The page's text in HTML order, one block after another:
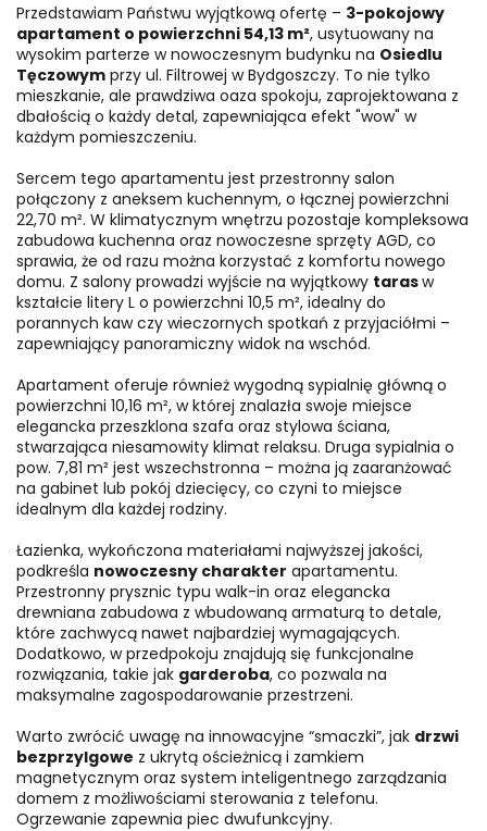
Przedstawiam Państwu wyjątkową ofertę – 3-pokojowy
apartament o powierzchni 54,13 m², usytuowany na
wysokim parterze w nowoczesnym budynku na Osiedlu
Tęczowym przy ul. Filtrowej w Bydgoszczy. To nie tylko
mieszkanie, ale prawdziwa oaza spokoju, zaprojektowana z
dbałością o każdy detal, zapewniająca efekt "wow" w
każdym pomieszczeniu.
Sercem tego apartamentu jest przestronny salon
połączony z aneksem kuchennym, o łącznej powierzchni
22,70 m². W klimatycznym wnętrzu pozostaje kompleksowa
zabudowa kuchenna oraz nowoczesne sprzęty AGD, co
sprawia, że od razu można korzystać z komfortu nowego
domu. Z salony prowadzi wyjście na wyjątkowy tarasw
kształcie litery L o powierzchni 10,5 m², idealny do
porannych kaw czy wieczornych spotkań z przyjaciółmi –
zapewniający panoramiczny widok na wschód.
Apartament oferuje również wygodną sypialnię główną o
powierzchni 10,16 m², w której znalazła swoje miejsce
elegancka przeszklona szafa oraz stylowa ściana,
stwarzająca niesamowity klimat relaksu. Druga sypialnia o
pow. 7,81 m² jest wszechstronna – można ją zaaranżować
na gabinet lub pokój dziecięcy, co czyni to miejsce
idealnym dla każdej rodziny.
Łazienka, wykończona materiałami najwyższej jakości,
podkreśla nowoczesny charakter apartamentu.
Przestronny prysznic typu walk-in oraz elegancka
drewniana zabudowa z wbudowaną armaturą to detale,
które zachwycą nawet najbardziej wymagających.
Dodatkowo, w przedpokoju znajdują się funkcjonalne
rozwiązania, takie jak garderoba, co pozwala na
maksymalne zagospodarowanie przestrzeni.
Warto zwrócić uwagę na innowacyjne “smaczki”, jak drzwi
bezprzylgowe z ukrytą ościeżnicą i zamkiem
magnetycznym oraz system inteligentnego zarządzania
domem z możliwościami sterowania z telefonu.
Ogrzewanie zapewnia piec dwufunkcyjny.